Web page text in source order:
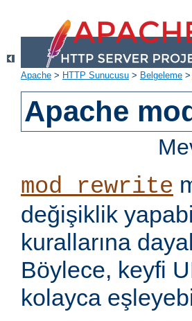
Apache > HTTP Sunucusu > Belgeleme >
Apache
mod_rewrite
değişiklik
kurallarına
Böylece, keyfi
kolayca